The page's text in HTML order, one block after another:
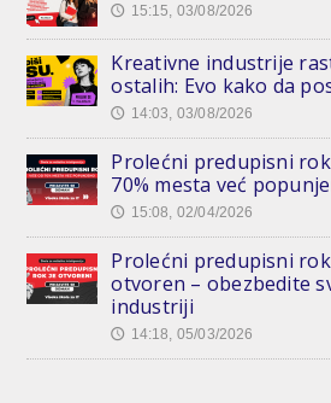
🕔 15:15, 03/08/2026
Kreativne industrije
ostalih: Evo kako da
🕔 14:03, 03/08/2026
Prolećni predupisni
70% mesta već
🕔 15:08, 02/04/2026
Prolećni predupisni
otvoren – obezbedite
industriji
🕔 14:18, 05/03/2026